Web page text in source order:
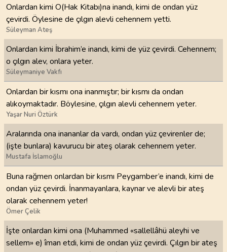
Onlardan kimi O(Hak Kitabı)na inandı, kimi de ondan yüz
çevirdi. Öylesine de çılgın alevli cehennem yetti.
Süleyman Ateş
Onlardan kimi İbrahim’e inandı, kimi de yüz çevirdi. Cehennem;
o çılgın alev, onlara yeter.
Süleymaniye Vakfı
Onlardan bir kısmı ona inanmıştır; bir kısmı da ondan
alıkoymaktadır. Böylesine, çılgın alevli cehennem yeter.
Yaşar Nuri Öztürk
Aralarında ona inananlar da vardı, ondan yüz çevirenler de;
(işte bunlara) kavurucu bir ateş olarak cehennem yeter.
Mustafa İslamoğlu
Buna rağmen onlardan bir kısmı Peygamber’e inandı, kimi de
ondan yüz çevirdi. İnanmayanlara, kaynar ve alevli bir ateş
olarak cehennem yeter!
Ömer Çelik
İşte onlardan kimi ona (Muhammed «sallellâhü aleyhi ve
sellem» e) îman etdi, kimi de ondan yüz çevirdi. Çılgın bir ateş